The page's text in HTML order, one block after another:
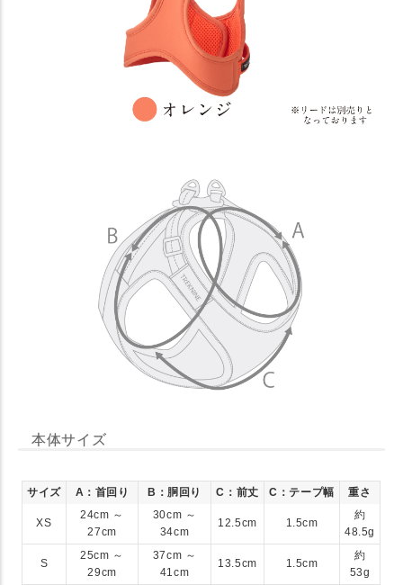
本体サイズ
サイズ A：首回り B：胴回り C：前丈 C：テープ幅 重さ
XS
24cm ～
27cm
30cm ～
34cm
12.5cm 1.5cm
約
48.5g
S
25cm ～
29cm
37cm ～
41cm
13.5cm 1.5cm
約
53g